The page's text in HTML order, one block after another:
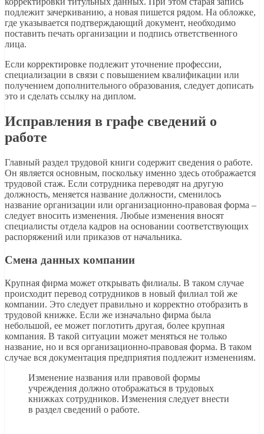
подлежит зачеркиванию, а новая пишется рядом. На обложке,
где указывается подтверждающий документ, необходимо
поставить печать организации и подпись ответственного
лица.
Если корректировке подлежит уточнение профессии,
специализации в связи с повышением квалификации или
получением дополнительного образования, следует дописать
это и сделать ссылку на диплом.
Исправления в графе сведений о
работе
Главный раздел трудовой книги содержит сведения о работе.
Он является основным, поскольку именно здесь отображается
трудовой стаж. Если сотрудника переводят на другую
должность, меняется название должности, сменилось
название организации или организационно-правовая форма –
следует вносить изменения. Любые изменения вносят
специалисты отдела кадров на основании соответствующих
распоряжений или приказов от начальника.
Смена данных компании
Крупная фирма может открывать филиалы. В таком случае
происходит перевод сотрудников в новый филиал той же
компании. Это следует правильно и корректно отобразить в
трудовой книжке. Если же изначально фирма была
небольшой, ее может поглотить другая, более крупная
компания. В такой ситуации может меняться не только
название, но и вся организационно-правовая форма. В таком
случае вся документация предприятия подлежит изменениям.
Изменение названия или правовой формы
учреждения должно отображаться в трудовых
книжках сотрудников. Изменения следует внести
в раздел сведений о работе.